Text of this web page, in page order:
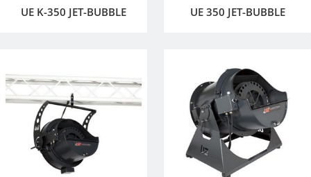
UE K-350 JET-BUBBLE UE 350 JET-BUBBLE